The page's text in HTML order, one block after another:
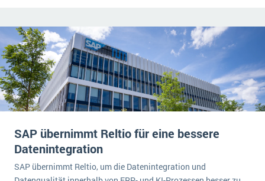
SAP übernimmt Reltio für eine bessere
Datenintegration
SAP übernimmt Reltio, um die Datenintegration und